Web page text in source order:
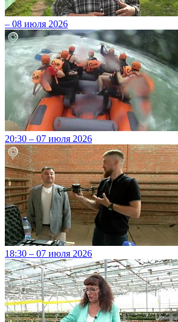
– 08 июля 2026
20:30 – 07 июля 2026
18:30 – 07 июля 2026